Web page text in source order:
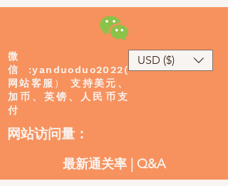
微
信 :yanduoduo2022(
网站客服 ）支持美元、
加币、英镑、人民币支
付
USD ($)
​网站访问量：
最新通关率 Q&A